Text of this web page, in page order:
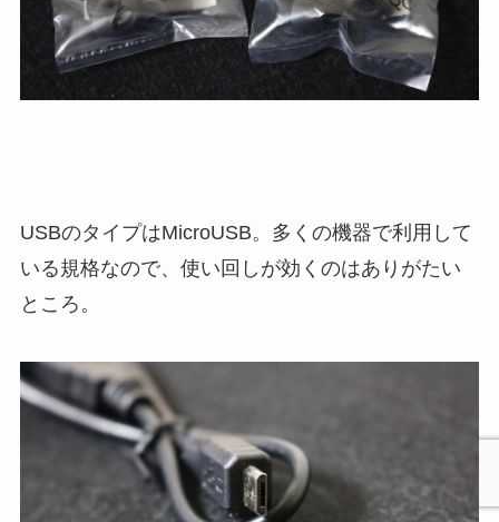
USBのタイプはMicroUSB。多くの機器で利用して
いる規格なので、使い回しが効くのはありがたい
ところ。